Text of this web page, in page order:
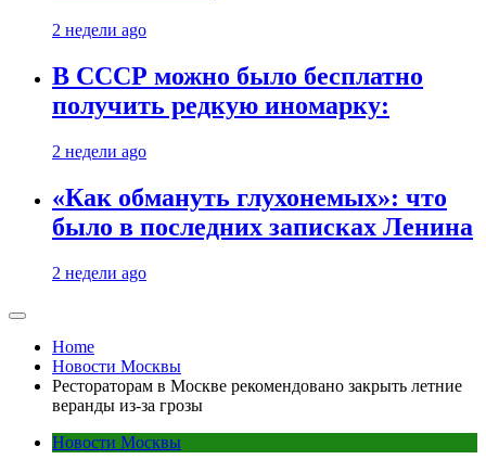
2 недели ago
В СССР можно было бесплатно
получить редкую иномарку:
2 недели ago
«Как обмануть глухонемых»: что
было в последних записках Ленина
2 недели ago
Home
Новости Москвы
Рестораторам в Москве рекомендовано закрыть летние
веранды из-за грозы
Новости Москвы